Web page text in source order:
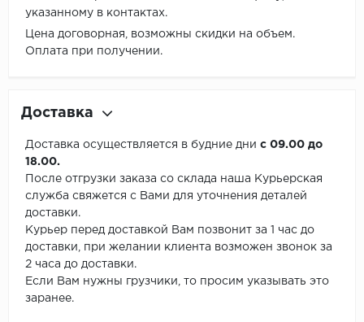
указанному в контактах.
Цена договорная, возможны скидки на объем.
Оплата при получении.
Доставка
Доставка осуществляется в будние дни с 09.00 до
18.00.
После отгрузки заказа со склада наша Курьерская
служба свяжется с Вами для уточнения деталей
доставки.
Курьер перед доставкой Вам позвонит за 1 час до
доставки, при желании клиента возможен звонок за
2 часа до доставки.
Если Вам нужны грузчики, то просим указывать это
заранее.